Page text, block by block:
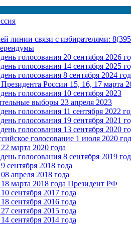
линии связи с избирателями:
голосования 20 сентября 2026
голосования 14 сентября 2025
голосования 8 сентября 2024
России 15, 16, 17 марта
голосования 10 сентября 2023
выборы 23 апреля 2023
голосования 11 сентября 2022
голосования 19 сентября 2021
голосования 13 сентября 2020
голосование 1 июля 2020
марта 2020 года
голосования 8 сентября 2019
сентября 2018 года
апреля 2018 года
марта 2018 года Президент РФ
сентября 2017 года
сентября 2016 года
сентября 2015 года
сентября 2014 года